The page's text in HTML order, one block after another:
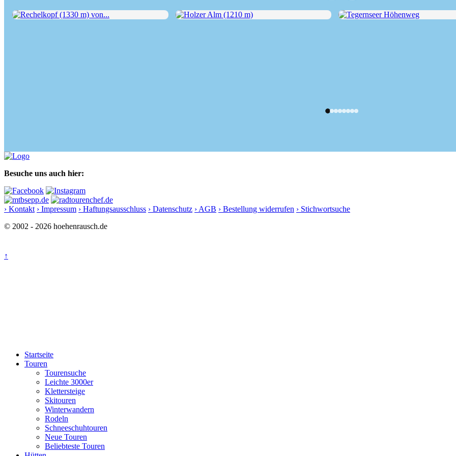
Besuche uns auch hier:
› Kontakt › Impressum › Haftungsausschluss › Datenschutz › AGB › Bestellung widerrufen › Stichwortsuche
© 2002 - 2026 hoehenrausch.de
↑
Startseite
Touren
Tourensuche
Leichte 3000er
Klettersteige
Skitouren
Winterwandern
Rodeln
Schneeschuhtouren
Neue Touren
Beliebteste Touren